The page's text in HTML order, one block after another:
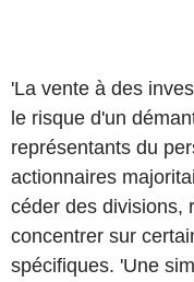
'La vente à des
le risque d'un
représentants du
actionnaires
céder des divisions,
concentrer sur
spécifiques. 'Une